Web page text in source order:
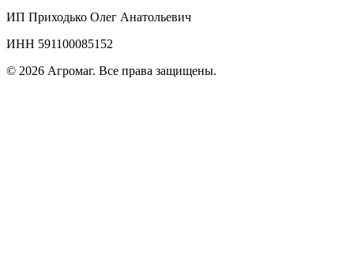
ИП Приходько Олег Анатольевич
ИНН 591100085152
© 2026 Агромаг. Все права защищены.